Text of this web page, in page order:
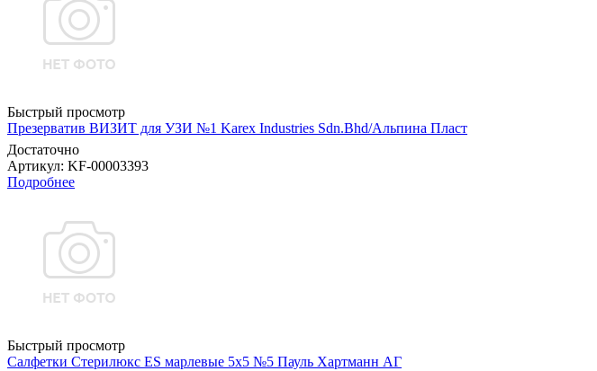
Быстрый просмотр
Презерватив ВИЗИТ для УЗИ №1 Karex Industries Sdn.Bhd/Альпина Пласт
Достаточно
Артикул: KF-00003393
Подробнее
Быстрый просмотр
Салфетки Стерилюкс ES марлевые 5х5 №5 Пауль Хартманн AГ